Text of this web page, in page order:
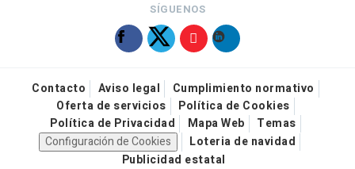
SÍGUENOS
Contacto Aviso legal
Cumplimiento normativo
Oferta de servicios
Política de Cookies
Política de Privacidad
Mapa Web
Temas
Configuración de Cookies
Loteria de navidad
Publicidad estatal